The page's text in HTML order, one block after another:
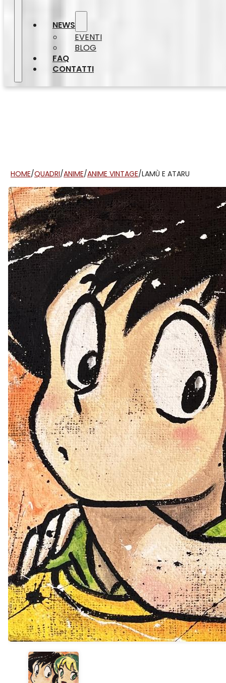
NEWS
EVENTI
BLOG
FAQ
CONTATTI
HOME/QUADRI/ANIME/ANIME VINTAGE/LAMÙ E ATARU